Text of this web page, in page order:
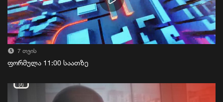
7 თვის
ფორმულა 11:00 საათზე